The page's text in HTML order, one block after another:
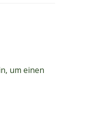
um einen